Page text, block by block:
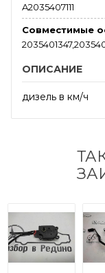
A2035407111
Совместимые
ОПИСАНИЕ
дизель в км/ч